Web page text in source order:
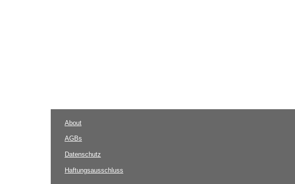
About
AGBs
Datenschutz
Haftungsausschluss